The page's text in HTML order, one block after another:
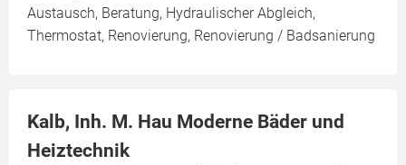
Austausch, Beratung, Hydraulischer Abgleich,
Thermostat, Renovierung, Renovierung / Badsanierung
Kalb, Inh. M. Hau Moderne Bäder und
Heiztechnik